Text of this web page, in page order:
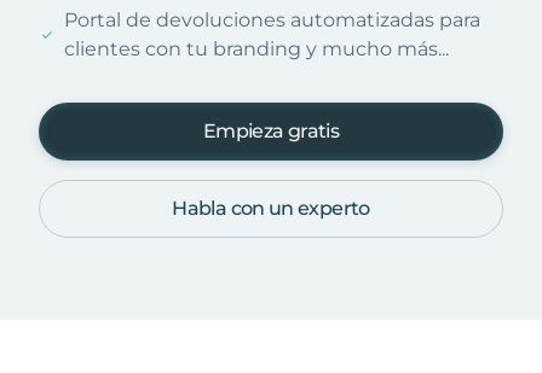
Portal de devoluciones automatizadas para
clientes con tu branding y mucho más...
Empieza gratis
Habla con un experto